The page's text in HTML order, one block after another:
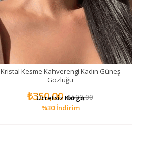
Kristal Kesme Kahverengi Kadın Güneş
Gözlüğü
₺350,00 ₺500,00
%30 İndirim
Ücretsiz Kargo